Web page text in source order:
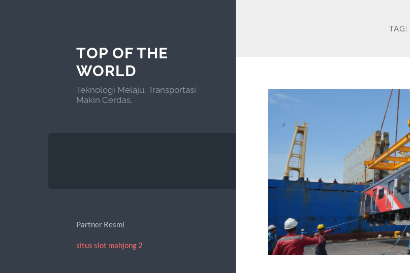
TOP OF THE
WORLD
Teknologi Melaju, Transportasi
Makin Cerdas.
Partner Resmi
situs slot mahjong 2
TAG: